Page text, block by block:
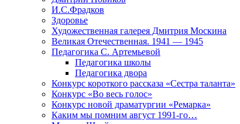
И.С.Фрадков
Здоровье
Художественная галерея Дмитрия Москина
Великая Отечественная. 1941 — 1945
Педагогика С. Артемьевой
Педагогика школы
Педагогика двора
Конкурс короткого рассказа «Сестра таланта»
Конкурс «Во весь голос»
Конкурс новой драматургии «Ремарка»
Каким мы помним август 1991-го…